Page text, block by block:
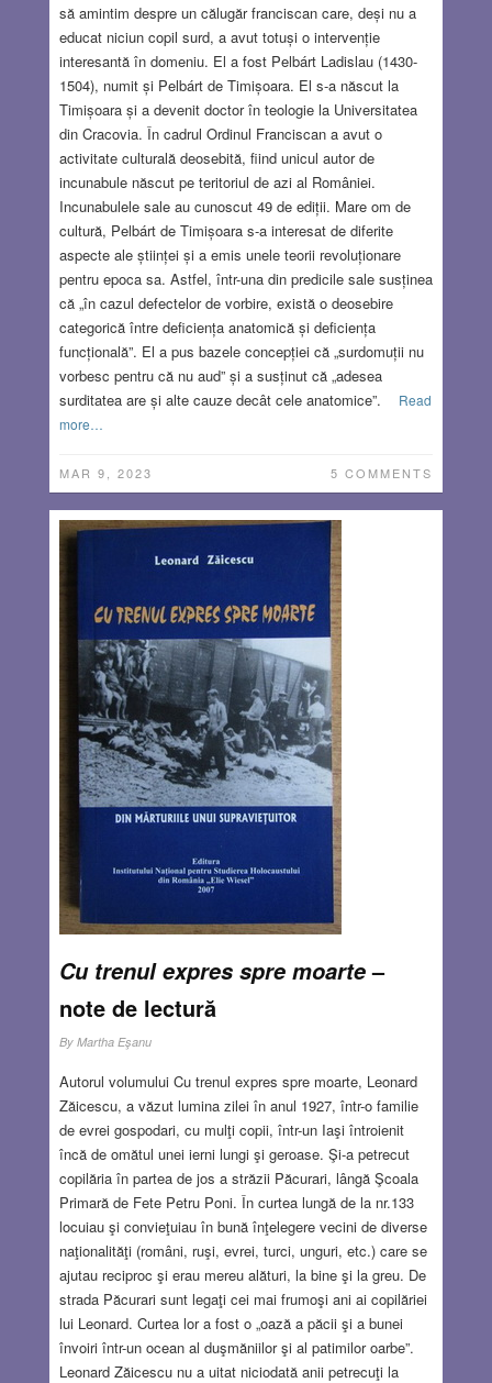
să amintim despre un călugăr franciscan care, deși nu a
educat niciun copil surd, a avut totuși o intervenție
interesantă în domeniu. El a fost Pelbárt Ladislau (1430-
1504), numit și Pelbárt de Timișoara. El s-a născut la
Timișoara și a devenit doctor în teologie la Universitatea
din Cracovia. În cadrul Ordinul Franciscan a avut o
activitate culturală deosebită, fiind unicul autor de
incunabule născut pe teritoriul de azi al României.
Incunabulele sale au cunoscut 49 de ediții. Mare om de
cultură, Pelbárt de Timișoara s-a interesat de diferite
aspecte ale științei și a emis unele teorii revoluționare
pentru epoca sa. Astfel, într-una din predicile sale susținea
că „în cazul defectelor de vorbire, există o deosebire
categorică între deficiența anatomică și deficiența
funcțională”. El a pus bazele concepției că „surdomuții nu
vorbesc pentru că nu aud” și a susținut că „adesea
surditatea are și alte cauze decât cele anatomice”.
Read
more…
MAR 9, 2023 5 COMMENTS
Cu trenul expres spre moarte–
note de lectură
By Martha Eşanu
Autorul volumului Cu trenul expres spre moarte, Leonard
Zăicescu, a văzut lumina zilei în anul 1927, într-o familie
de evrei gospodari, cu mulţi copii, într-un Iaşi întroienit
încă de omătul unei ierni lungi şi geroase. Şi-a petrecut
copilăria în partea de jos a străzii Păcurari, lângă Şcoala
Primară de Fete Petru Poni. În curtea lungă de la nr.133
locuiau şi convieţuiau în bună înţelegere vecini de diverse
naţionalităţi (români, ruşi, evrei, turci, unguri, etc.) care se
ajutau reciproc şi erau mereu alături, la bine şi la greu. De
strada Păcurari sunt legaţi cei mai frumoşi ani ai copilăriei
lui Leonard. Curtea lor a fost o „oază a păcii şi a bunei
învoiri într-un ocean al duşmăniilor şi al patimilor oarbe”.
Leonard Zăicescu nu a uitat niciodată anii petrecuţi la